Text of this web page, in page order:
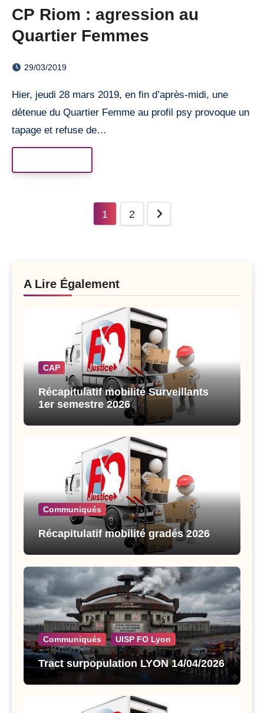
CP Riom : agression au
Quartier Femmes
29/03/2019
Hier, jeudi 28 mars 2019, en fin d’après-midi, une
détenue du Quartier Femme au profil psy provoque un
tapage et refuse de…
1 2
A Lire Également
CAP
Récapitulatif mobilité Surveillants
1er semestre 2026
Communiqués
Récapitulatif mobilité gradés 2026
Communiqués UISP FO Lyon
Tract surpopulation LYON 14/04/2026